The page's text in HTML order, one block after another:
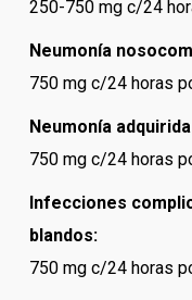
250-750 mg c/24
Neumonía
750 mg c/24 horas
Neumonía
750 mg c/24 horas
Infecciones
blandos:
750 mg c/24 horas